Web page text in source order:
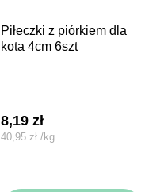
piłeczki z piórkiem dla
kota 4cm 6szt
8,19 zł
40,95 zł /kg